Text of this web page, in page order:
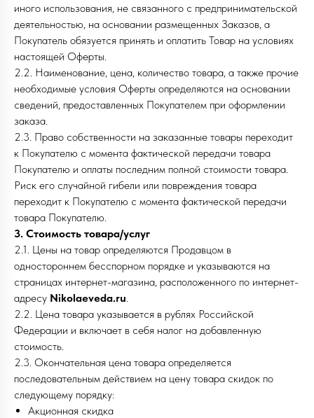
иного использования, не связанного с предпринимательской
деятельностью, на основании размещенных Заказов, а
Покупатель обязуется принять и оплатить Товар на условиях
настоящей Оферты.
2.2. Наименование, цена, количество товара, а также прочие
необходимые условия Оферты определяются на основании
сведений, предоставленных Покупателем при оформлении
заказа.
2.3. Право собственности на заказанные товары переходит
к Покупателю с момента фактической передачи товара
Покупателю и оплаты последним полной стоимости товара.
Риск его случайной гибели или повреждения товара
переходит к Покупателю с момента фактической передачи
товара Покупателю.
3. Стоимость товара/услуг
2.1. Цены на товар определяются Продавцом в
одностороннем бесспорном порядке и указываются на
страницах интернет-магазина, расположенного по интернет-
адресу Nikolaeveda.ru.
2.2. Цена товара указывается в рублях Российской
Федерации и включает в себя налог на добавленную
стоимость.
2.3. Окончательная цена товара определяется
последовательным действием на цену товара скидок по
следующему порядку:
Акционная скидка